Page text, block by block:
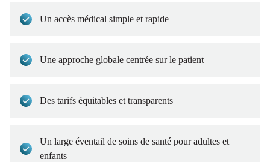
Un accès médical simple et rapide
Une approche globale centrée sur le patient
Des tarifs équitables et transparents
Un large éventail de soins de santé pour adultes et
enfants